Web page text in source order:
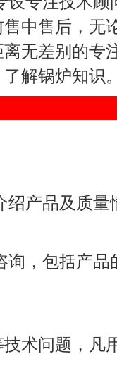
中售后，无
无差别的专
解锅炉知识
产品及质量
，包括产品
术问题，凡